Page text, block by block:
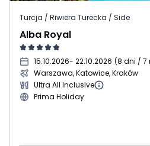
Turcja / Riwiera Turecka / Side
Alba Royal
15.10.2026- 22.10.2026 (8 dni / 7
Warszawa, Katowice, Kraków
Ultra All Inclusive
Prima Holiday